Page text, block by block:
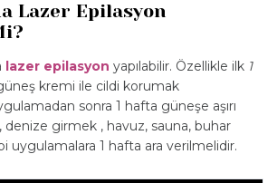
Lazer Epilasyon
lazer epilasyon yapılabilir. Özellikle ilk 1
kremi ile cildi korumak
sonra 1 hafta güneşe aşırı
denize girmek , havuz, sauna, buhar
uygulamalara 1 hafta ara verilmelidir.